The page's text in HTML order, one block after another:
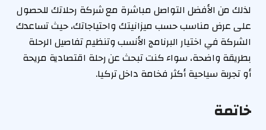
لذلك من الأفضل التواصل مباشرة مع شركة رحلاتك للحصول
على عرض مناسب حسب ميزانيتك واحتياجاتك، حيث تساعدك
الشركة في اختيار البرنامج الأنسب وتنظيم تفاصيل الرحلة
بطريقة واضحة، سواء كنت تبحث عن رحلة اقتصادية مريحة
أو تجربة سياحية أكثر فخامة داخل تركيا.
خاتمة